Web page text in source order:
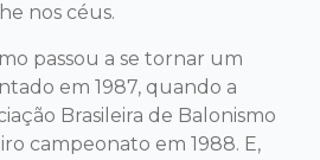
nos céus.
passou a se tornar um
em 1987, quando a
Brasileira de Balonismo
campeonato em 1988. E,